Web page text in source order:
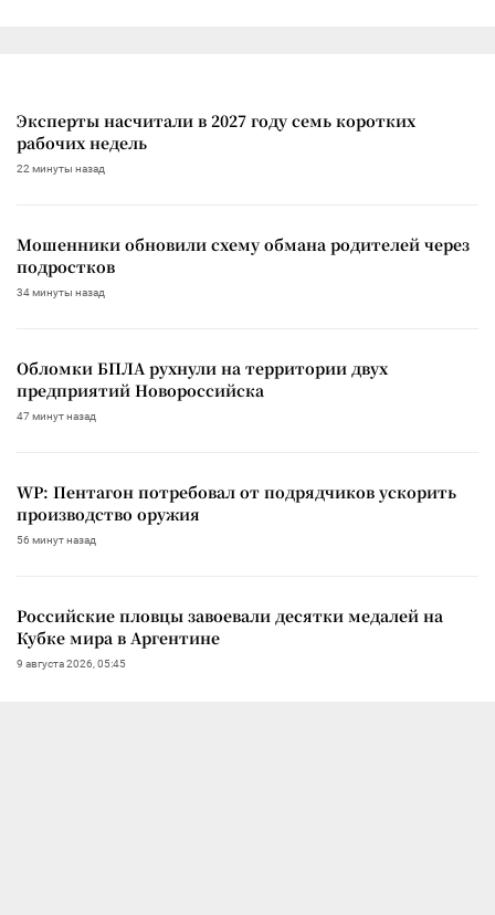
Эксперты насчитали в 2027 году семь коротких
рабочих недель
22 минуты назад
Мошенники обновили схему обмана родителей через
подростков
34 минуты назад
Обломки БПЛА рухнули на территории двух
предприятий Новороссийска
47 минут назад
WP: Пентагон потребовал от подрядчиков ускорить
производство оружия
56 минут назад
Российские пловцы завоевали десятки медалей на
Кубке мира в Аргентине
9 августа 2026, 05:45